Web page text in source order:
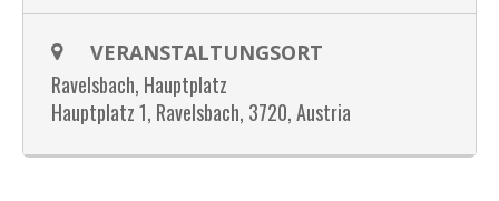
VERANSTALTUNGSORT
Ravelsbach, Hauptplatz
Hauptplatz 1, Ravelsbach, 3720, Austria